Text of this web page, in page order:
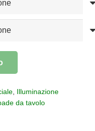
, Illuminazione
da tavolo